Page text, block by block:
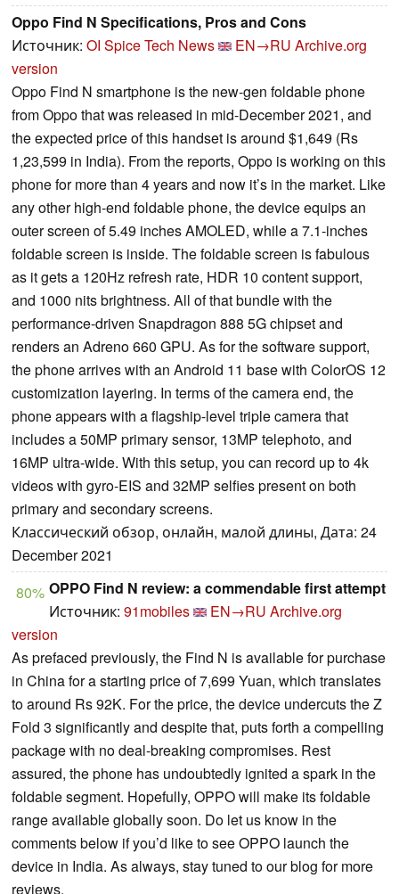
Oppo Find N Specifications, Pros and Cons
Источник: OI Spice Tech News EN→RU Archive.org
version
Oppo Find N smartphone is the new-gen foldable phone
from Oppo that was released in mid-December 2021, and
the expected price of this handset is around $1,649 (Rs
1,23,599 in India). From the reports, Oppo is working on this
phone for more than 4 years and now it’s in the market. Like
any other high-end foldable phone, the device equips an
outer screen of 5.49 inches AMOLED, while a 7.1-inches
foldable screen is inside. The foldable screen is fabulous
as it gets a 120Hz refresh rate, HDR 10 content support,
and 1000 nits brightness. All of that bundle with the
performance-driven Snapdragon 888 5G chipset and
renders an Adreno 660 GPU. As for the software support,
the phone arrives with an Android 11 base with ColorOS 12
customization layering. In terms of the camera end, the
phone appears with a flagship-level triple camera that
includes a 50MP primary sensor, 13MP telephoto, and
16MP ultra-wide. With this setup, you can record up to 4k
videos with gyro-EIS and 32MP selfies present on both
primary and secondary screens.
Классический обзор, онлайн, малой длины, Дата: 24
December 2021
80% OPPO Find N review: a commendable first attempt
Источник: 91mobiles EN→RU Archive.org
version
As prefaced previously, the Find N is available for purchase
in China for a starting price of 7,699 Yuan, which translates
to around Rs 92K. For the price, the device undercuts the Z
Fold 3 significantly and despite that, puts forth a compelling
package with no deal-breaking compromises. Rest
assured, the phone has undoubtedly ignited a spark in the
foldable segment. Hopefully, OPPO will make its foldable
range available globally soon. Do let us know in the
comments below if you’d like to see OPPO launch the
device in India. As always, stay tuned to our blog for more
reviews.